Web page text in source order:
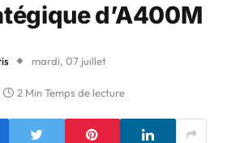
d’A400M
mardi, 07 juillet
2 Min Temps de lecture